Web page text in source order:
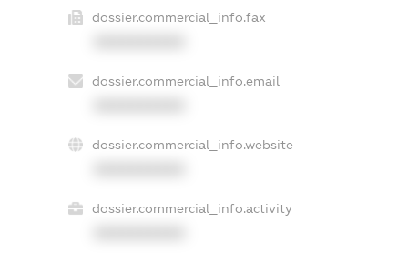
dossier.commercial_info.fax
dossier.commercial_info.email
dossier.commercial_info.website
dossier.commercial_info.activity